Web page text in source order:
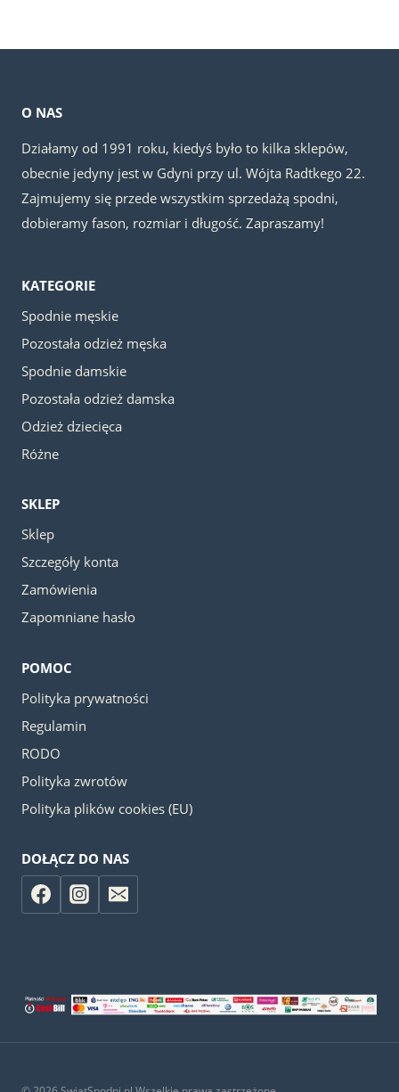
O NAS
Działamy od 1991 roku, kiedyś było to kilka sklepów,
obecnie jedyny jest w Gdyni przy ul. Wójta Radtkego 22.
Zajmujemy się przede wszystkim sprzedażą spodni,
dobieramy fason, rozmiar i długość. Zapraszamy!
KATEGORIE
Spodnie męskie
Pozostała odzież męska
Spodnie damskie
Pozostała odzież damska
Odzież dziecięca
Różne
SKLEP
Sklep
Szczegóły konta
Zamówienia
Zapomniane hasło
POMOC
Polityka prywatności
Regulamin
RODO
Polityka zwrotów
Polityka plików cookies (EU)
DOŁĄCZ DO NAS